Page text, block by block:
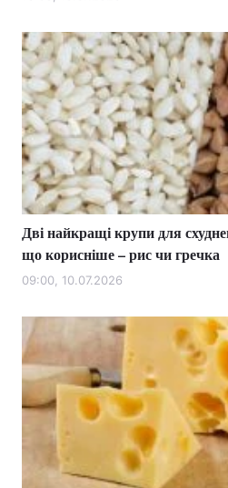
Головна
Україна
Економіка
Техно і зв'язок
Зброя
Здоров'я
Дві найкращі крупи для
що корисніше – рис чи гречка
09:00, 10.07.2026